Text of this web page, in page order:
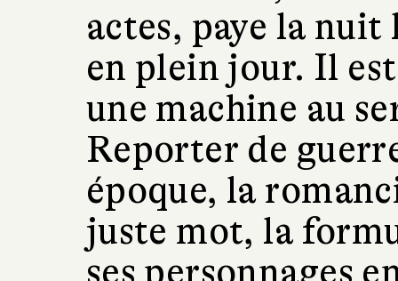
actes, paye la nuit
en plein jour. Il
une machine au
Reporter de
époque, la
juste mot, la
ses personnages